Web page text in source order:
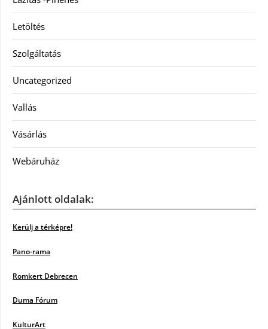
Letöltés
Szolgáltatás
Uncategorized
Vallás
Vásárlás
Webáruház
Ajánlott oldalak:
Kerülj a térképre!
Pano-rama
Romkert Debrecen
Duma Fórum
KulturArt